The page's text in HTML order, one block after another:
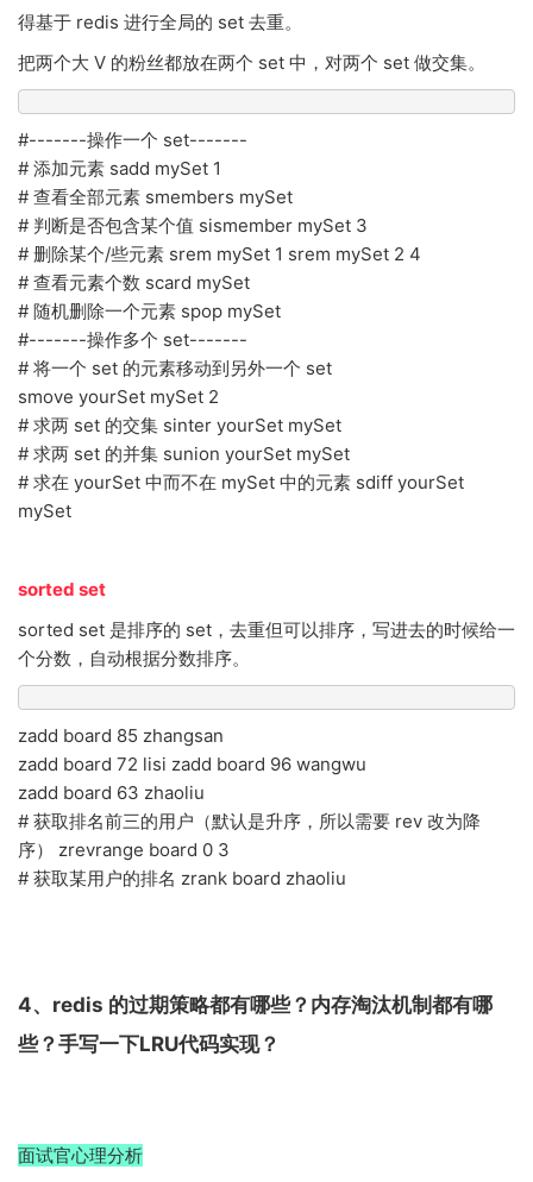
得基于 redis 进行全局的 set 去重。
把两个大 V 的粉丝都放在两个 set 中，对两个 set 做交集。
#-------操作一个 set-------
# 添加元素 sadd mySet 1
# 查看全部元素 smembers mySet
# 判断是否包含某个值 sismember mySet 3
# 删除某个/些元素 srem mySet 1 srem mySet 2 4
# 查看元素个数 scard mySet
# 随机删除一个元素 spop mySet
#-------操作多个 set-------
# 将一个 set 的元素移动到另外一个 set
smove yourSet mySet 2
# 求两 set 的交集 sinter yourSet mySet
# 求两 set 的并集 sunion yourSet mySet
# 求在 yourSet 中而不在 mySet 中的元素 sdiff yourSet
mySet
sorted set
sorted set 是排序的 set，去重但可以排序，写进去的时候给一
个分数，自动根据分数排序。
zadd board 85 zhangsan
zadd board 72 lisi zadd board 96 wangwu
zadd board 63 zhaoliu
# 获取排名前三的用户（默认是升序，所以需要 rev 改为降
序） zrevrange board 0 3
# 获取某用户的排名 zrank board zhaoliu
4、redis 的过期策略都有哪些？内存淘汰机制都有哪
些？手写一下LRU代码实现？
面试官心理分析